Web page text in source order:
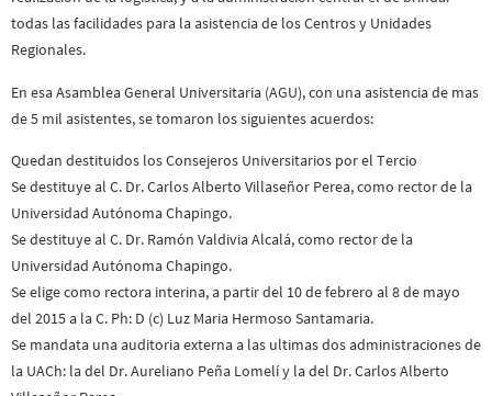
todas las facilidades para la asistencia de los Centros y Unidades
Regionales.
En esa Asamblea General Universitaria (AGU), con una asistencia de mas
de 5 mil asistentes, se tomaron los siguientes acuerdos:
Quedan destituidos los Consejeros Universitarios por el Tercio
Se destituye al C. Dr. Carlos Alberto Villaseñor Perea, como rector de la
Universidad Autónoma Chapingo.
Se destituye al C. Dr. Ramón Valdivia Alcalá, como rector de la
Universidad Autónoma Chapingo.
Se elige como rectora interina, a partir del 10 de febrero al 8 de mayo
del 2015 a la C. Ph: D (c) Luz Maria Hermoso Santamaria.
Se mandata una auditoria externa a las ultimas dos administraciones de
la UACh: la del Dr. Aureliano Peña Lomelí y la del Dr. Carlos Alberto